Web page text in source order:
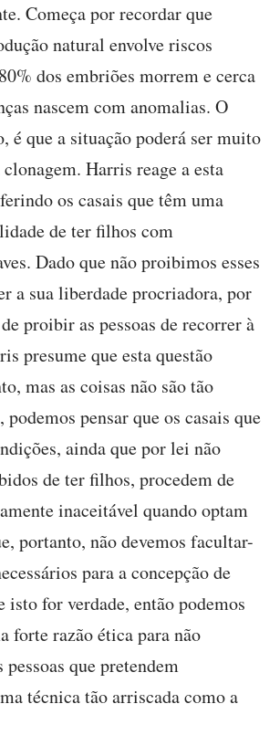
Começa por recordar que
natural envolve riscos
dos embriões morrem e cerca
nascem com anomalias. O
é que a situação poderá ser muito
Harris reage a esta
os casais que têm uma
de ter filhos com
Dado que não proibimos esses
a sua liberdade procriadora, por
proibir as pessoas de recorrer à
presume que esta questão
mas as coisas não são tão
pensar que os casais que
ainda que por lei não
de ter filhos, procedem de
inaceitável quando optam
portanto, não devemos facultar-
para a concepção de
isto for verdade, então podemos
forte razão ética para não
que pretendem
técnica tão arriscada como a